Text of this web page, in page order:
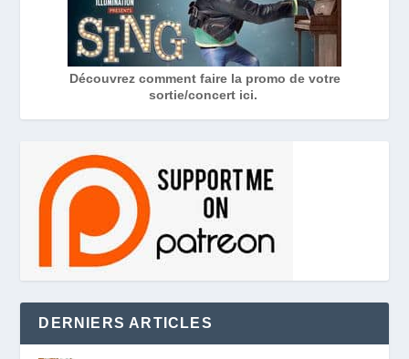
Découvrez comment faire la promo de votre
sortie/concert ici.
DERNIERS ARTICLES